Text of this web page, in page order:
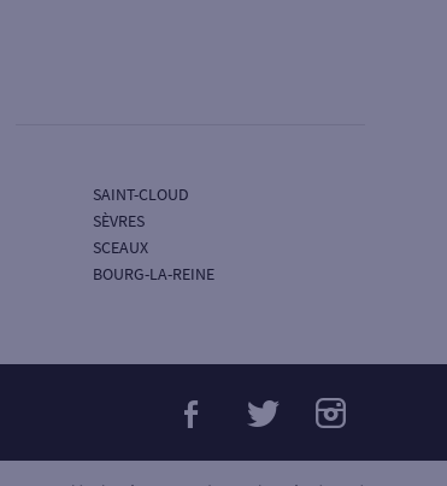
SAINT-CLOUD
SÈVRES
SCEAUX
BOURG-LA-REINE